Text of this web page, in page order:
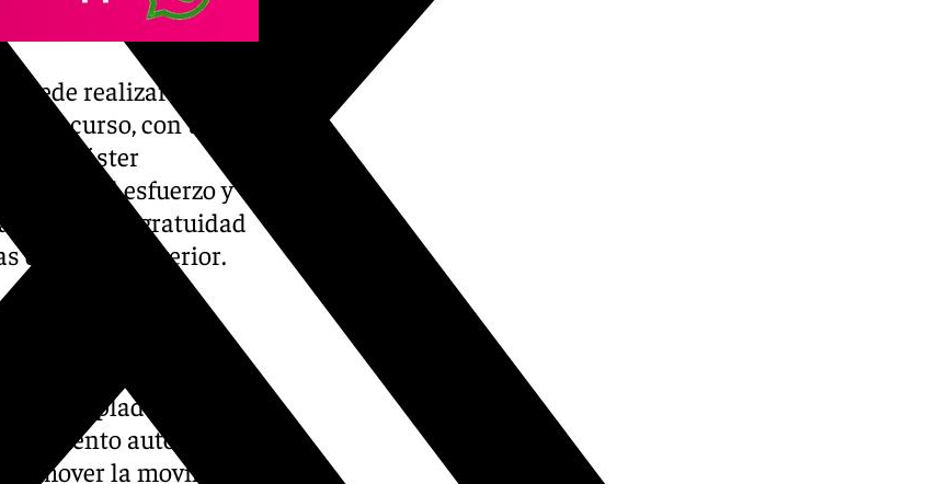
realizar sus
curso, con un
un máster
el esfuerzo y
la práctica gratuidad
del curso anterior.
derecho-y-la-
en las
autonómico
la movilidad